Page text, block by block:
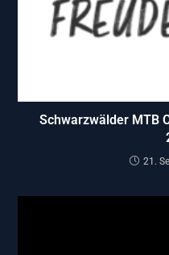
Schwarzwälder MTB
21.